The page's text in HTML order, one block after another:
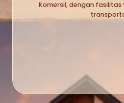
Komersil, dengan fasilitas